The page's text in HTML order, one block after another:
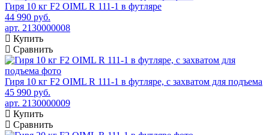
Гиря 10 кг F2 OIML R 111-1 в футляре
44 990 руб.
арт. 2130000008
Купить
Сравнить
Гиря 10 кг F2 OIML R 111-1 в футляре, с захватом для подъема
45 990 руб.
арт. 2130000009
Купить
Сравнить